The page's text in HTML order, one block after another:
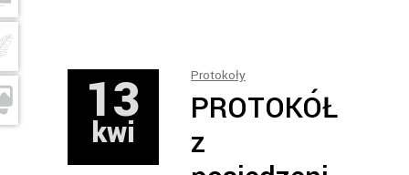
13
kwi
Protokoły
PROTOKÓŁ
z